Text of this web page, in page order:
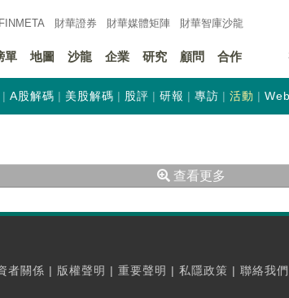
FINMETA 財華證券 財華媒體矩陣 財華智庫沙龍
單 地圖 沙龍 企業 研究 顧問 合作
A股解碼 美股解碼 股評 研報 專訪 活動
查看更多
者關係 | 版權聲明 | 重要聲明 | 私隱政策 | 聯絡我們